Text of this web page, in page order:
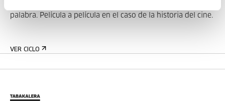
palabra. Película a película en el caso de la historia del cine.
VER CICLO